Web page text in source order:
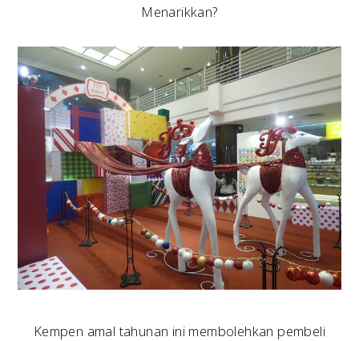
Menarikkan?
Kempen amal tahunan ini membolehkan pembeli